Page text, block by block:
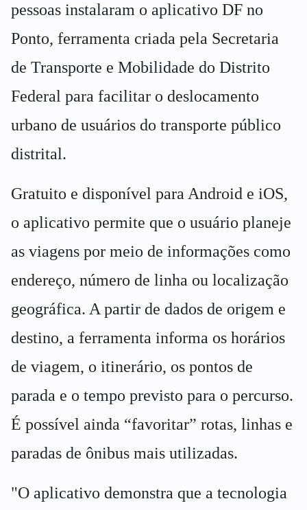
pessoas instalaram o aplicativo DF no
Ponto, ferramenta criada pela Secretaria
de Transporte e Mobilidade do Distrito
Federal para facilitar o deslocamento
urbano de usuários do transporte público
distrital.
Gratuito e disponível para Android e iOS,
o aplicativo permite que o usuário planeje
as viagens por meio de informações como
endereço, número de linha ou localização
geográfica. A partir de dados de origem e
destino, a ferramenta informa os horários
de viagem, o itinerário, os pontos de
parada e o tempo previsto para o percurso.
É possível ainda “favoritar” rotas, linhas e
paradas de ônibus mais utilizadas.
"O aplicativo demonstra que a tecnologia